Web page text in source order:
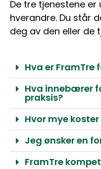
De tre tjenestene er
hverandre. Du står
deg av den eller de
Hva er FramTre
Hva innebærer
praksis?
Hvor mye
Jeg ønsker en
FramTre